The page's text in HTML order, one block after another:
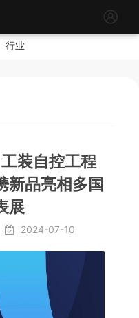
行业
装自控工程
新品亮相多国
展
2024-07-10